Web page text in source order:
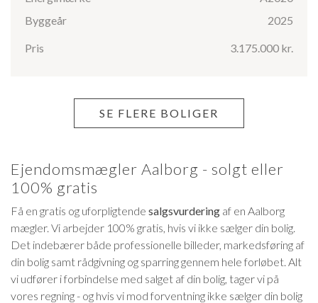
Byggeår
2025
Pris 3.175.000 kr.
SE FLERE BOLIGER
Ejendomsmægler Aalborg - solgt eller
100% gratis
Få en gratis og uforpligtende salgsvurdering af en Aalborg
mægler. Vi arbejder 100% gratis, hvis vi ikke sælger din bolig.
Det indebærer både professionelle billeder, markedsføring af
din bolig samt rådgivning og sparring gennem hele forløbet. Alt
vi udfører i forbindelse med salget af din bolig, tager vi på
vores regning - og hvis vi mod forventning ikke sælger din bolig